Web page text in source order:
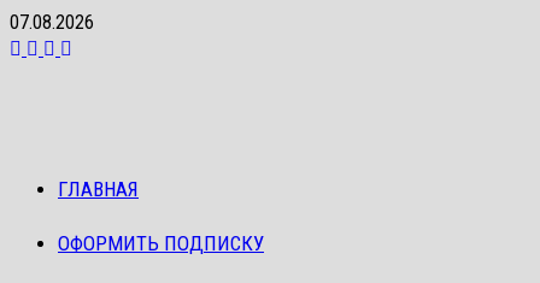
Перейти
к
07.08.2026
ГЛАВНАЯ
ОФОРМИТЬ ПОДПИСКУ